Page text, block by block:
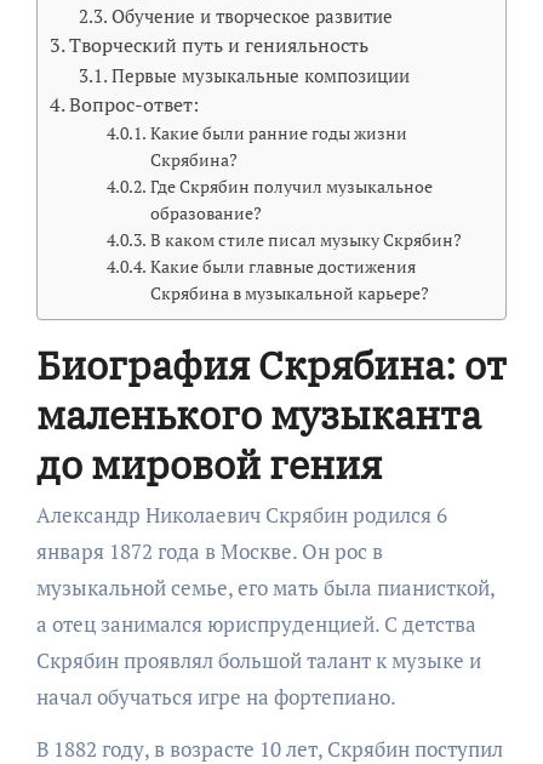
Обучение и творческое развитие
Творческий путь и генияльность
Первые музыкальные композиции
Вопрос-ответ:
Какие были ранние годы жизни
Скрябина?
Где Скрябин получил музыкальное
образование?
В каком стиле писал музыку Скрябин?
Какие были главные достижения
Скрябина в музыкальной карьере?
Биография Скрябина: от
маленького музыканта
до мировой гения
Александр Николаевич Скрябин родился 6
января 1872 года в Москве. Он рос в
музыкальной семье, его мать была пианисткой,
а отец занимался юриспруденцией. С детства
Скрябин проявлял большой талант к музыке и
начал обучаться игре на фортепиано.
В 1882 году, в возрасте 10 лет, Скрябин поступил